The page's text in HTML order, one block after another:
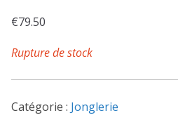
€79.50
Rupture de stock
Catégorie : Jonglerie